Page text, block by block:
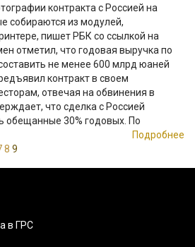
контракта с Россией на
собираются из модулей,
пишет РБК со ссылкой на
отметил, что годовая выручка по
не менее 600 млрд юаней
контракт в своем
отвечая на обвинения в
что сделка с Россией
обещанные 30% годовых. По
Подробнее
8 9
в ГРС